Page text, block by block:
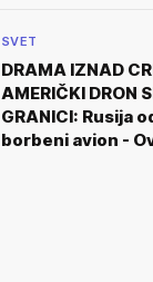
SVET
DRAMA IZNAD
AMERIČKI DRON
GRANICI: Rusija
borbeni avion -